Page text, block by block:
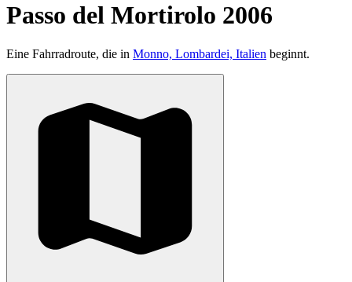
Passo del Mortirolo 2006
Eine Fahrradroute, die in Monno, Lombardei, Italien beginnt.